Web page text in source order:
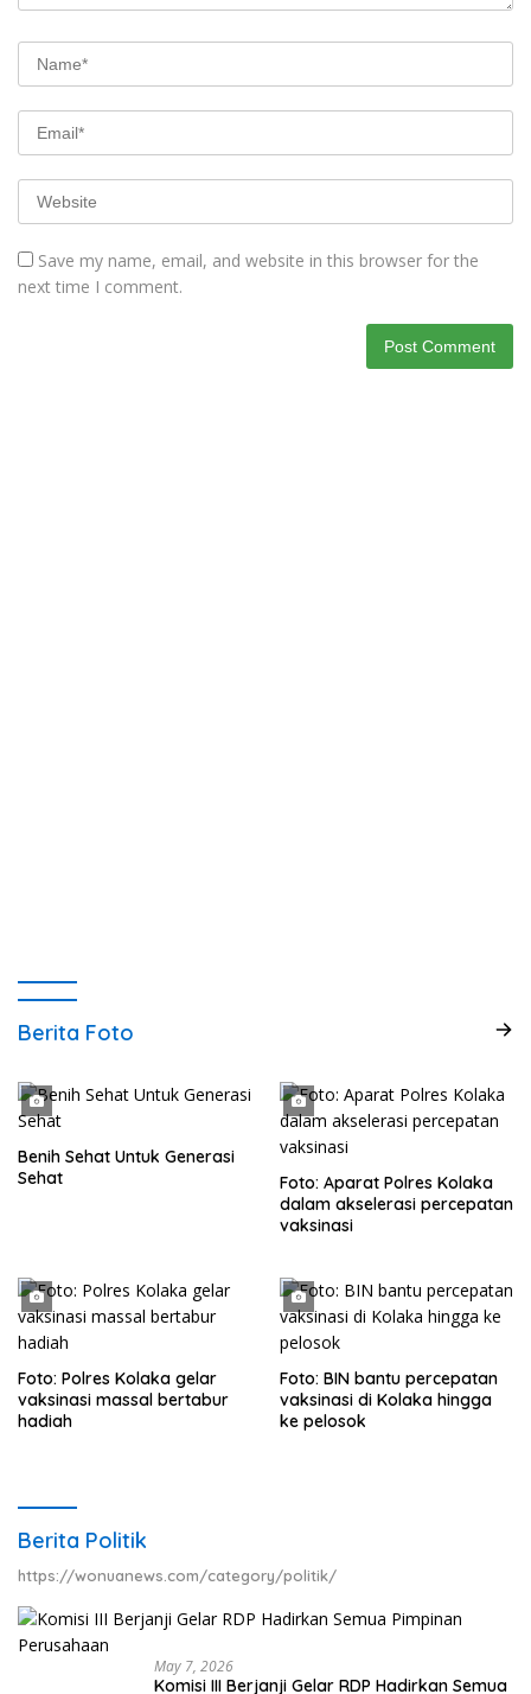
Save my name, email, and website in this browser for the
next time I comment.
Berita Foto
Benih Sehat Untuk Generasi
Sehat
Foto: Aparat Polres Kolaka
dalam akselerasi percepatan
vaksinasi
Foto: Polres Kolaka gelar
vaksinasi massal bertabur
hadiah
Foto: BIN bantu percepatan
vaksinasi di Kolaka hingga
ke pelosok
Berita Politik
https://wonuanews.com/category/politik/
May 7, 2026
Komisi III Berjanji Gelar RDP Hadirkan Semua